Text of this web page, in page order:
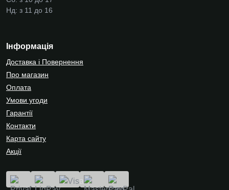
Нд: з 11 до 16
Інформація
Доставка і Повернення
Про магазин
Оплата
Умови угоди
Гарантії
Контакти
Карта сайту
Акції